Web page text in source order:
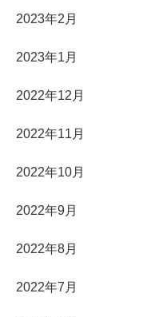
2023年2月
2023年1月
2022年12月
2022年11月
2022年10月
2022年9月
2022年8月
2022年7月